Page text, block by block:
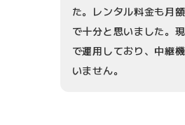
た。レンタル料金も月
で十分と思いました。
で運用しており、中継
いません。